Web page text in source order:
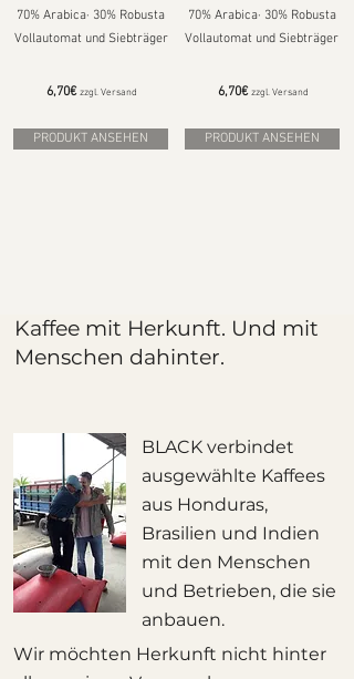
70% Arabica· 30% Robusta
Vollautomat und Siebträger
70% Arabica· 30% Robusta
Vollautomat und Siebträger
6,70€ zzgl. Versand 6,70€ zzgl. Versand
PRODUKT ANSEHEN PRODUKT ANSEHEN
Kaffee mit Herkunft. Und mit
Menschen dahinter.
BLACK verbindet
ausgewählte Kaffees
aus Honduras,
Brasilien und Indien
mit den Menschen
und Betrieben, die sie
anbauen.
Wir möchten Herkunft nicht hinter